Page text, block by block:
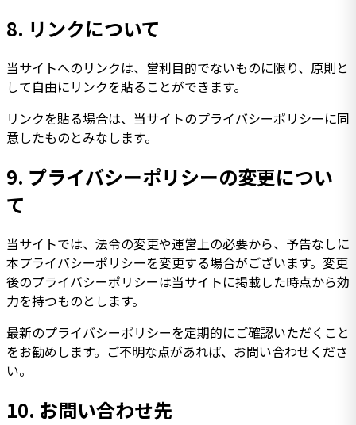
8. リンクについて
当サイトへのリンクは、営利目的でないものに限り、原則と
して自由にリンクを貼ることができます。
リンクを貼る場合は、当サイトのプライバシーポリシーに同
意したものとみなします。
9. プライバシーポリシーの変更につい
て
当サイトでは、法令の変更や運営上の必要から、予告なしに
本プライバシーポリシーを変更する場合がございます。変更
後のプライバシーポリシーは当サイトに掲載した時点から効
力を持つものとします。
最新のプライバシーポリシーを定期的にご確認いただくこと
をお勧めします。ご不明な点があれば、お問い合わせくださ
い。
10. お問い合わせ先